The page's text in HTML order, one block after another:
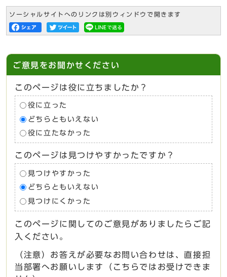
ソーシャルサイトへのリンクは別ウィンドウで開きます
ご意見をお聞かせください
このページは役に立ちましたか？
役に立った
どちらともいえない
役に立たなかった
このページは見つけやすかったですか？
見つけやすかった
どちらともいえない
見つけにくかった
このページに関してのご意見がありましたらご記
入ください。
（注意）お答えが必要なお問い合わせは、直接担
当部署へお願いします（こちらではお受けできま